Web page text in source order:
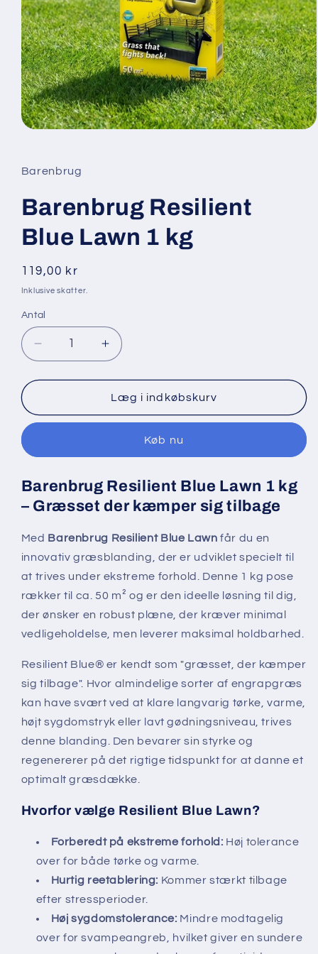
i
modus
Barenbrug
Barenbrug Resilient
Blue Lawn 1 kg
Normalpris
119,00 kr
Inklusive skatter.
Antal
Antal
Reducer
antallet
for
Resilient
1
Øg
antallet
for
Barenbrug
Resilient
1
Læg i indkøbskurv
Køb nu
Barenbrug Resilient Blue Lawn 1 kg
– Græsset der kæmper sig tilbage
Med Barenbrug Resilient Blue Lawn får du en
innovativ græsblanding, der er udviklet specielt til
at trives under ekstreme forhold. Denne 1 kg pose
rækker til ca. 50 m² og er den ideelle løsning til dig,
der ønsker en robust plæne, der kræver minimal
vedligeholdelse, men leverer maksimal holdbarhed.
Resilient Blue® er kendt som "græsset, der kæmper
sig tilbage". Hvor almindelige sorter af engrapgræs
kan have svært ved at klare langvarig tørke, varme,
højt sygdomstryk eller lavt gødningsniveau, trives
denne blanding. Den bevarer sin styrke og
regenererer på det rigtige tidspunkt for at danne et
optimalt græsdække.
Hvorfor vælge Resilient Blue Lawn?
Forberedt på ekstreme forhold: Høj tolerance
over for både tørke og varme.
Hurtig reetablering: Kommer stærkt tilbage
efter stressperioder.
Høj sygdomstolerance: Mindre modtagelig
over for svampeangreb, hvilket giver en sundere